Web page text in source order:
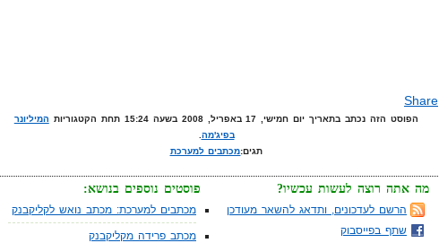
Share
הפוסט הזה נכתב בתאריך יום חמישי, 17 באפריל, 2008 בשעה 15:24 תחת הקטגוריות
המיליונר
בפיג'מה
תגים:מכתבים למערכת
פוסטים נוספים בנושא:
מכתבים למערכת: מכתב נואש לקליקבנק
מכתב פרידה מקליקבנק
מה אתה רוצה לעשות עכשיו?
הרשם לעדכונים, ותדאג להשאר מעודכן
שתף בפייסבוק